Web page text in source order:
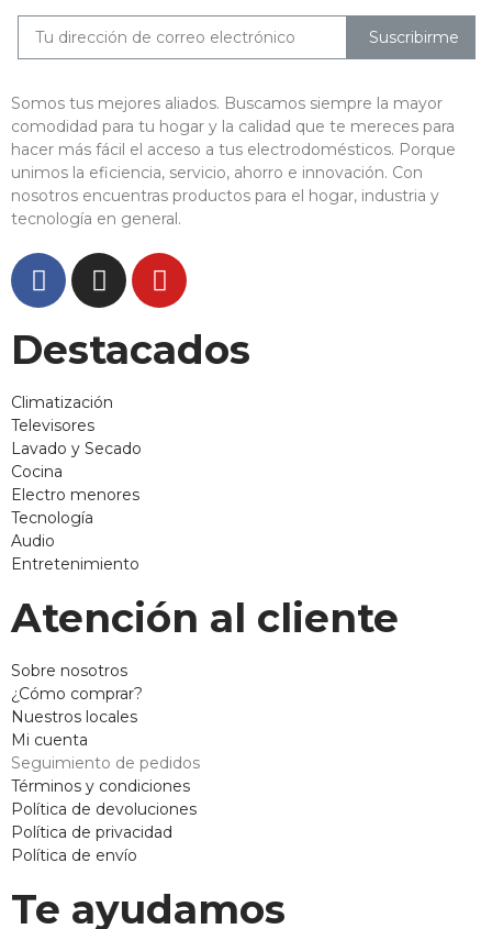
Suscribirme
Somos tus mejores aliados. Buscamos siempre la mayor
comodidad para tu hogar y la calidad que te mereces para
hacer más fácil el acceso a tus electrodomésticos. Porque
unimos la eficiencia, servicio, ahorro e innovación. Con
nosotros encuentras productos para el hogar, industria y
tecnología en general.
Destacados
Climatización
Televisores
Lavado y Secado
Cocina
Electro menores
Tecnología
Audio
Entretenimiento
Atención al cliente
Sobre nosotros
¿Cómo comprar?
Nuestros locales
Mi cuenta
Seguimiento de pedidos
Términos y condiciones
Política de devoluciones
Política de privacidad
Política de envío
Te ayudamos